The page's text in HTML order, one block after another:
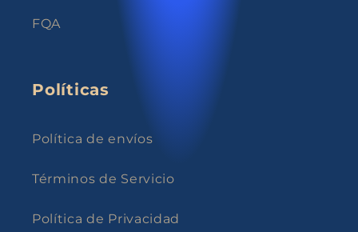
FQA
Políticas
Política de envíos
Términos de Servicio
Política de Privacidad